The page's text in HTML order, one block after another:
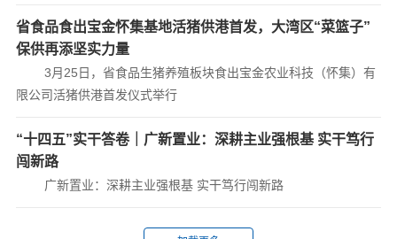
省食品食出宝金怀集基地活猪供港首发，大湾区“菜篮子”
保供再添坚实力量
3月25日，省食品生猪养殖板块食出宝金农业科技（怀集）有
限公司活猪供港首发仪式举行
“十四五”实干答卷｜广新置业：深耕主业强根基 实干笃行
闯新路
广新置业：深耕主业强根基 实干笃行闯新路